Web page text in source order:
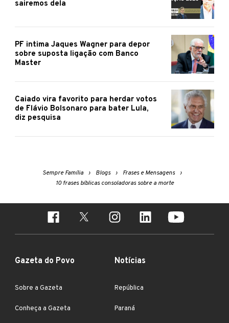
sairemos dela
PF intima Jaques Wagner para depor
sobre suposta ligação com Banco
Master
Caiado vira favorito para herdar votos
de Flávio Bolsonaro para bater Lula,
diz pesquisa
Sempre Família Blogs
Frases e Mensagens
10 frases bíblicas consoladoras sobre a morte
Gazeta do Povo
Sobre a Gazeta
Conheça a Gazeta
Notícias
República
Paraná